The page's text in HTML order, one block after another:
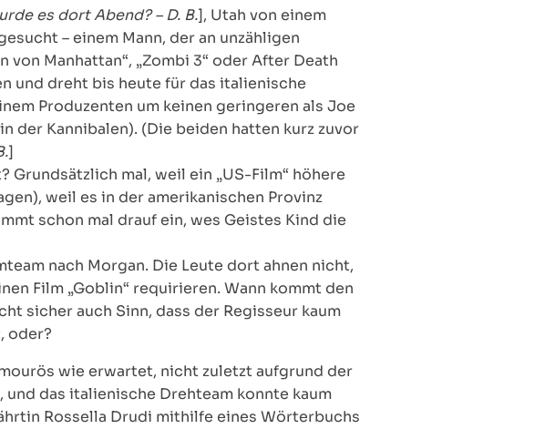
es dort Abend? – D. B.], Utah von einem
– einem Mann, der an unzähligen
von Manhattan“, „Zombi 3“ oder After Death
und dreht bis heute für das italienische
Produzenten um keinen geringeren als Joe
der Kannibalen). (Die beiden hatten kurz zuvor
]
mal, weil ein „US-Film“ höhere
weil es in der amerikanischen Provinz
schon mal drauf ein, wes Geistes Kind die
nach Morgan. Die Leute dort ahnen nicht,
Film „Goblin“ requirieren. Wann kommt den
sicher auch Sinn, dass der Regisseur kaum
oder?
wie erwartet, nicht zuletzt aufgrund der
das italienische Drehteam konnte kaum
Rossella Drudi mithilfe eines Wörterbuchs